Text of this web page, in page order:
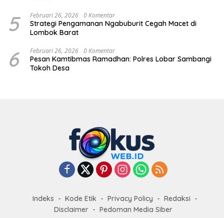
5 Februari 26, 2026 0 Komentar
Strategi Pengamanan Ngabuburit Cegah Macet di
Lombok Barat
6 Februari 26, 2026 0 Komentar
Pesan Kamtibmas Ramadhan: Polres Lobar Sambangi
Tokoh Desa
Indeks Kode Etik Privacy Policy
Redaksi
Disclaimer
Pedoman Media Siber